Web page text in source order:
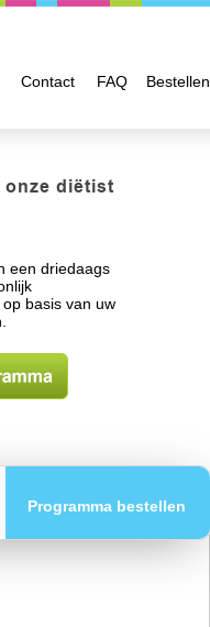
Contact FAQ Bestellen
diëtist
een driedaags
basis van uw
Programma bestellen